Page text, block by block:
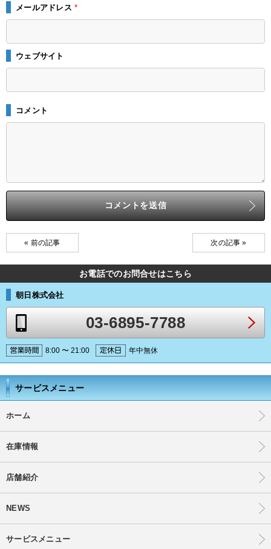
メールアドレス*
ウェブサイト
コメント
« 前の記事 次の記事 »
お電話でのお問合せはこちら
朝日株式会社
03-6895-7788
8:00 〜 21:00 年中無休
サービスメニュー
ホーム
在庫情報
店舗紹介
NEWS
サービスメニュー